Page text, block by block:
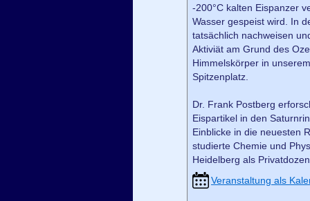
-200°C kalten Eispanzer
Wasser gespeist wird. In
tatsächlich nachweisen
Aktiviät am Grund des
Himmelskörper in
Spitzenplatz.
Dr. Frank Postberg
Eispartikel in den
Einblicke in die neuesten
studierte Chemie und
Heidelberg als
Veranstaltung als